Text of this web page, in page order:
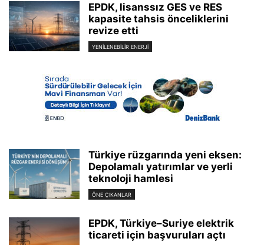
EPDK, lisanssız GES ve RES
kapasite tahsis önceliklerini
revize etti
YENILENEBILIR ENERJI
Türkiye rüzgarında yeni eksen:
Depolamalı yatırımlar ve yerli
teknoloji hamlesi
ÖNE ÇIKANLAR
EPDK, Türkiye–Suriye elektrik
ticareti için başvuruları açtı